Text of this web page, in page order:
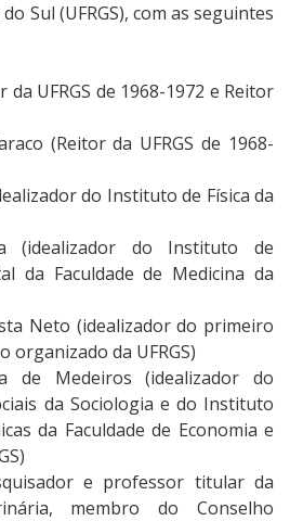
Sul (UFRGS), com as seguintes
UFRGS de 1968-1972 e Reitor
(Reitor da UFRGS de 1968-
do Instituto de Física da
(idealizador do Instituto de
da Faculdade de Medicina da
Neto (idealizador do primeiro
da UFRGS)
de Medeiros (idealizador do
da Sociologia e do Instituto
da Faculdade de Economia e
e professor titular da
membro do Conselho